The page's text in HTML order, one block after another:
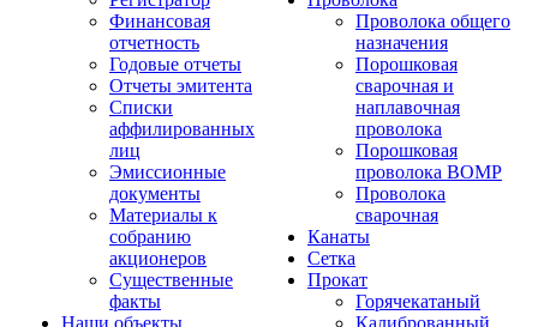
Финансовая
отчетность
Годовые отчеты
Отчеты эмитента
Списки
аффилированных
лиц
Эмиссионные
документы
Материалы к
собранию
акционеров
Существенные
факты
Наши объекты
Проволока общего
назначения
Порошковая
сварочная и
наплавочная
проволока
Порошковая
проволока ВОМР
Проволока
сварочная
Канаты
Сетка
Прокат
Горячекатаный
Калиброванный